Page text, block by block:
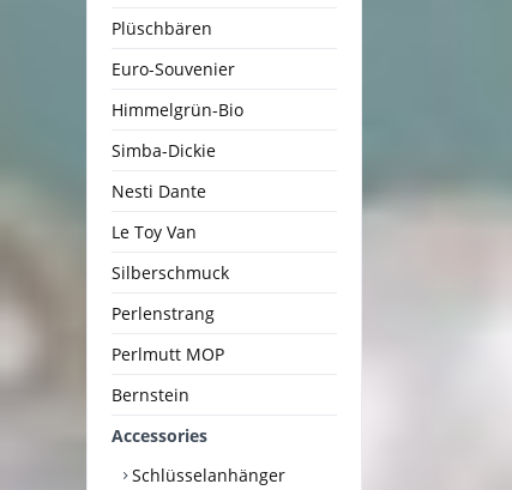
Plüschbären
Euro-Souvenier
Himmelgrün-Bio
Simba-Dickie
Nesti Dante
Le Toy Van
Silberschmuck
Perlenstrang
Perlmutt MOP
Bernstein
Accessories
Schlüsselanhänger